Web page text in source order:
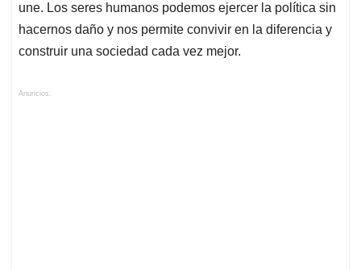
une. Los seres humanos podemos ejercer la política sin
hacernos daño y nos permite convivir en la diferencia y
construir una sociedad cada vez mejor.
Anuncios.